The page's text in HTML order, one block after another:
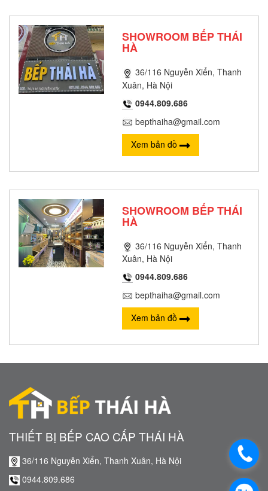
SHOWROOM BẾP THÁI
HÀ
36/116 Nguyễn Xiển, Thanh
Xuân, Hà Nội
0944.809.686
bepthaiha@gmail.com
Xem bản đồ
SHOWROOM BẾP THÁI
HÀ
36/116 Nguyễn Xiển, Thanh
Xuân, Hà Nội
0944.809.686
bepthaiha@gmail.com
Xem bản đồ
THIẾT BỊ BẾP CAO CẤP THÁI HÀ
36/116 Nguyễn Xiển, Thanh Xuân, Hà Nội
0944.809.686